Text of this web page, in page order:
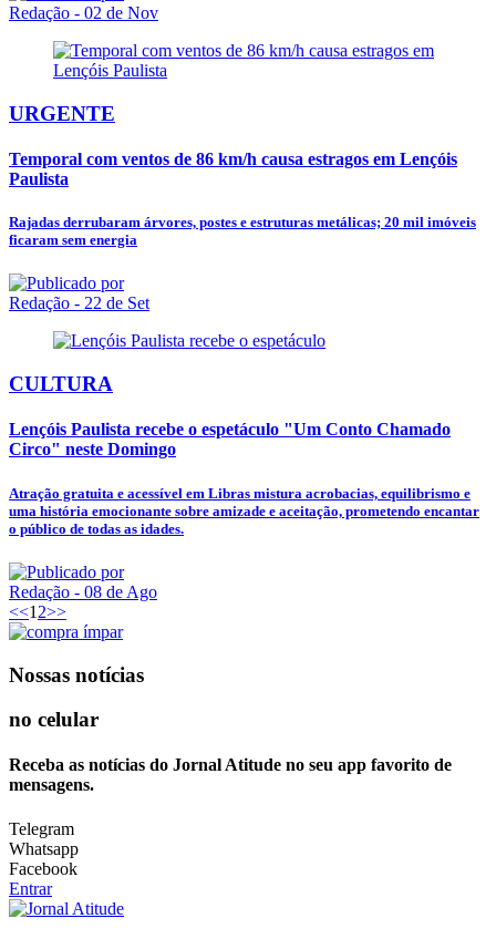
Redação - 02 de Nov
URGENTE
Temporal com ventos de 86 km/h causa estragos em Lençóis
Paulista
Rajadas derrubaram árvores, postes e estruturas metálicas; 20 mil imóveis
ficaram sem energia
Redação - 22 de Set
CULTURA
Lençóis Paulista recebe o espetáculo "Um Conto Chamado
Circo" neste Domingo
Atração gratuita e acessível em Libras mistura acrobacias, equilibrismo e
uma história emocionante sobre amizade e aceitação, prometendo encantar
o público de todas as idades.
Redação - 08 de Ago
<<1 2>>
Nossas notícias
no celular
Receba as notícias do Jornal Atitude no seu app favorito de
mensagens.
Telegram
Whatsapp
Facebook
Entrar